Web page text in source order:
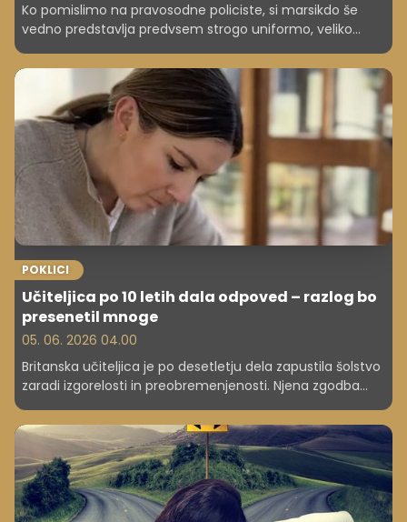
Ko pomislimo na pravosodne policiste, si marsikdo še
vedno predstavlja predvsem strogo uniformo, veliko
nadzora in malo stika z ljudmi. A resničnost je precej
drugačna. Poklic pravosodnega policista je veliko bolj
raznolik, dinamičen in človeški, kot si večina predstavlja.
POKLICI
Učiteljica po 10 letih dala odpoved – razlog bo
presenetil mnoge
05. 06. 2026 04.00
Britanska učiteljica je po desetletju dela zapustila šolstvo
zaradi izgorelosti in preobremenjenosti. Njena zgodba
v Sloveniji jo popolnoma razume ...